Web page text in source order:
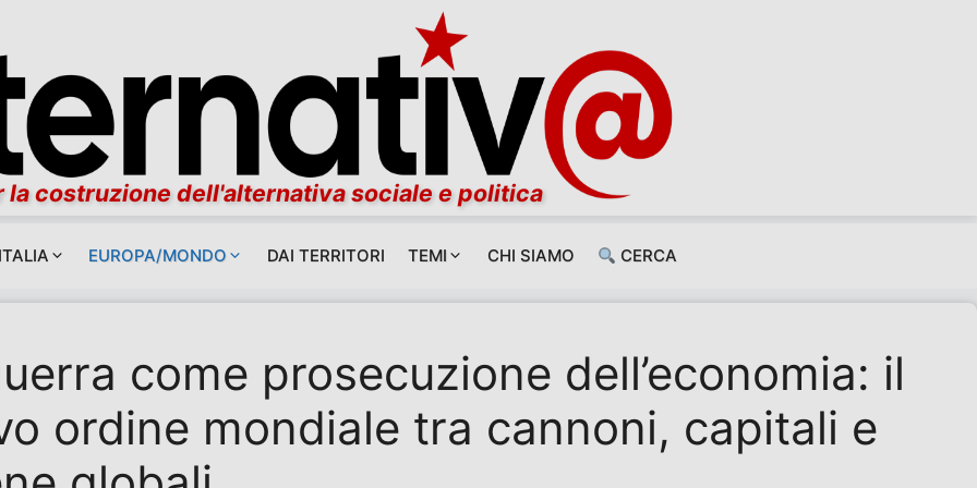
la costruzione dell'alternativa sociale e politica
ITALIA EUROPA/MONDO DAI TERRITORI TEMI CHI SIAMO CERCA
come prosecuzione dell’economia: il
ordine mondiale tra cannoni, capitali e